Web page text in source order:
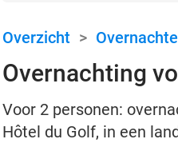
Overzicht >
Overnachting
Voor 2 personen:
Hôtel du Golf, in een